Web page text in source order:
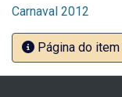
Carnaval 2012
Página do